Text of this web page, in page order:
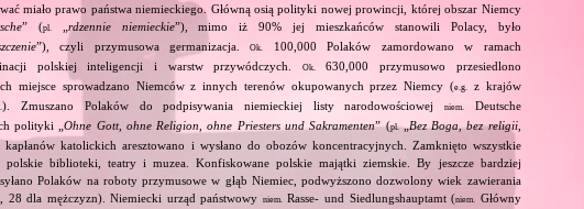
miało prawo państwa niemieckiego. Główną osią polityki nowej prowincji, której obszar Niemcy
” (pl. rdzennie niemieckie”), mimo iż 90% jej mieszkańców stanowili Polacy, było
”), czyli przymusowa germanizacja.Ok. 100,000 Polaków zamordowano w ramach
polskiej inteligencji i warstw przywódczych. Ok.
630,000 przymusowo przesiedlono
miejsce sprowadzano Niemców z innych terenów okupowanych przez Niemcy (e.g.
z krajów
). Zmuszano Polaków do podpisywania niemieckiej listy narodowościowej niem.
Deutsche
polityki „Ohne Gott, ohne Religion, ohne Priesters und Sakramenten” (pl.„Bez Boga, bez religii,
kapłanów katolickich aresztowano i wysłano do obozów koncentracyjnych. Zamknięto wszystkie
polskie biblioteki, teatry i muzea. Konfiskowane polskie majątki ziemskie. By jeszcze bardziej
Polaków na roboty przymusowe w głąb Niemiec, podwyższono dozwolony wiek zawierania
28 dla mężczyzn). Niemiecki urząd państwowy niem. Rasse‐ und Siedlungshauptamt (niem.
Główny